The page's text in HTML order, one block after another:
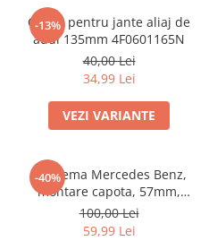
-13%
Capac pentru jante aliaj de
audi 135mm 4F0601165N
40,00 Lei
34,99 Lei
VEZI VARIANTE
-40%
Emblema Mercedes Benz,
montare capota, 57mm,
A2048170616
100,00 Lei
59,99 Lei